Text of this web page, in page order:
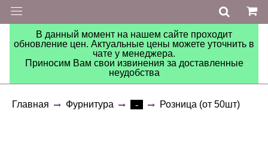
В данный момент на нашем сайте проходит
обновление цен. Актуальные цены можете уточнить в
чате у менеджера.
Приносим Вам свои извинения за доставленные
неудобства
Главная Фурнитура - Розница (от 50шт)